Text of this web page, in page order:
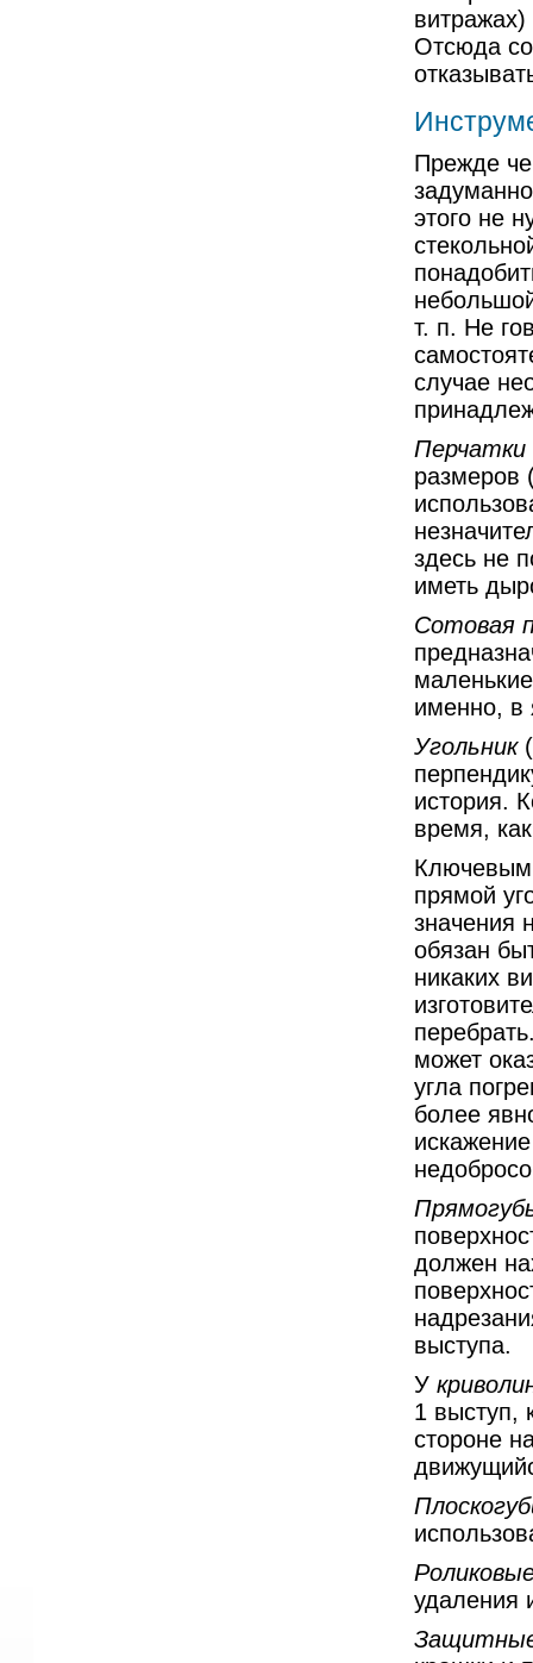
Отсюда
Прежде
этого не
т. п. Не
случае
Перчатки
размеров
здесь не
иметь
Сотовая
именно, в
Угольник
история.
время,
Ключевым
прямой
значения
обязан
никаких
может
угла
более
должен
выступа.
У
1 выступ,
стороне
удаления